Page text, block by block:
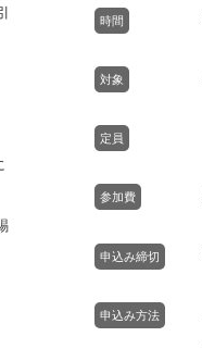
時間
対象
定員
参加費
申込み締切
申込み方法